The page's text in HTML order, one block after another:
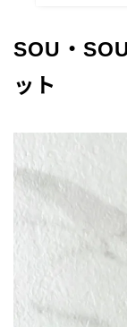
SOU・
ット